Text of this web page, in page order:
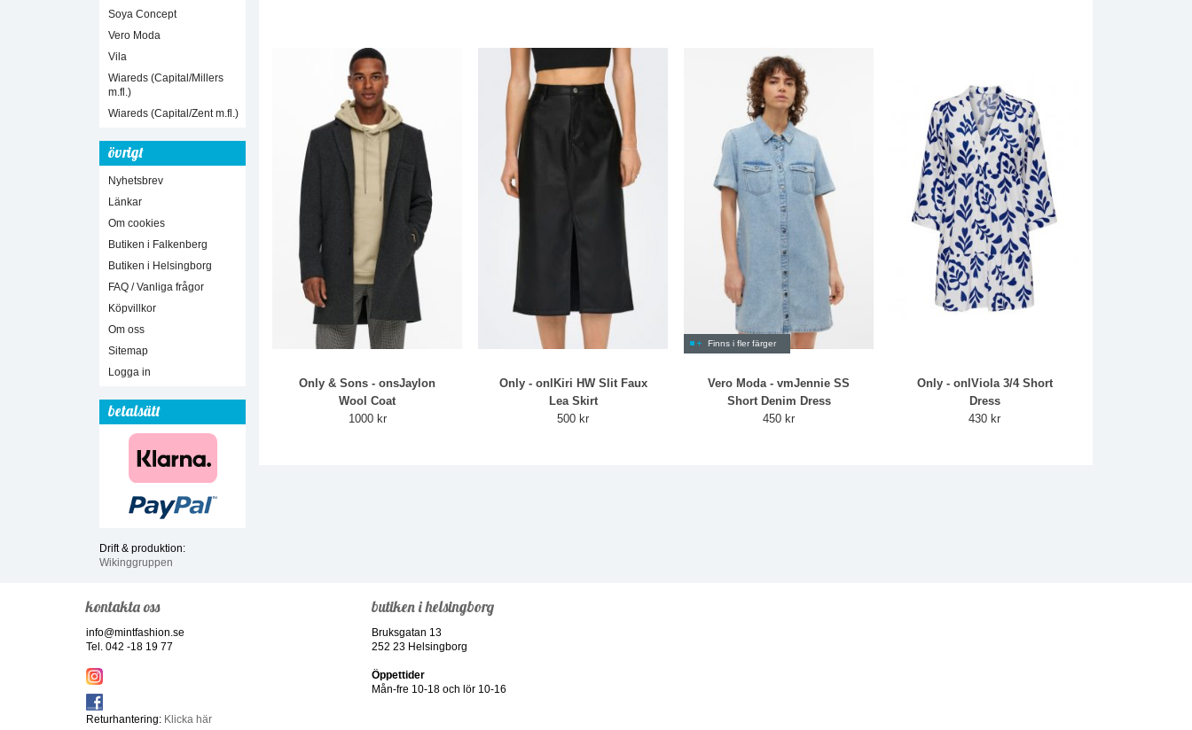
Soya Concept
Vero Moda
Vila
Wiareds (Capital/Millers
m.fl.)
Wiareds (Capital/Zent m.fl.)
övrigt
Nyhetsbrev
Länkar
Om cookies
Butiken i Falkenberg
Butiken i Helsingborg
FAQ / Vanliga frågor
Köpvillkor
Om oss
Sitemap
Logga in
betalsätt
Drift & produktion:
Wikinggruppen
Only & Sons - onsJaylon
Wool Coat
1000 kr
Only - onlKiri HW Slit Faux
Lea Skirt
500 kr
Finns i fler färger
Vero Moda - vmJennie SS
Short Denim Dress
450 kr
Only - onlViola 3/4 Short
Dress
430 kr
kontakta oss
info@mintfashion.se
Tel. 042 -18 19 77
Returhantering: Klicka här
butiken i helsingborg
Bruksgatan 13
252 23 Helsingborg
Öppettider
Mån-fre 10-18 och lör 10-16